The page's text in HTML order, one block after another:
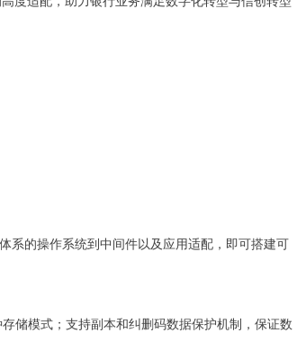
系的操作系统到中间件以及应用适配，即可搭建可
储模式；支持副本和纠删码数据保护机制，保证数